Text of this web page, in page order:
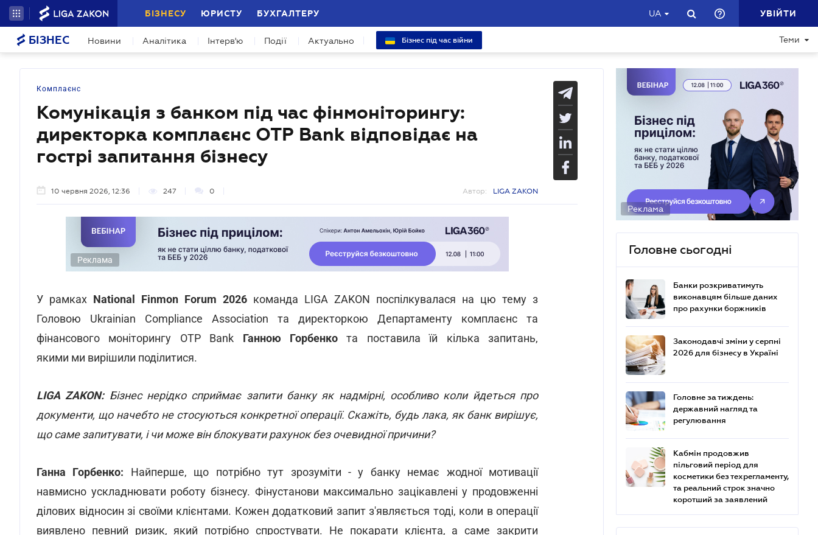
БІЗНЕСУ ЮРИСТУ БУХГАЛТЕРУ UA УВІЙТИ
БІЗНЕС Новини Аналітика Інтерв'ю Події Актуально Бізнес під час війни Теми
Комплаєнс
Комунікація з банком під час фінмоніторингу:
директорка комплаєнс OTP Bank відповідає на
гострі запитання бізнесу
10 червня 2026, 12:36 247 0 Автор: LIGA ZAKON
Реклама
У рамках National Finmon Forum 2026 команда LIGA ZAKON поспілкувалася на цю тему з
Головою Ukrainian Compliance Association та директоркою Департаменту комплаєнс та
фінансового моніторингу OTP Bank Ганною Горбенко та поставила їй кілька запитань,
якими ми вирішили поділитися.
LIGA ZAKON: Бізнес нерідко сприймає запити банку як надмірні, особливо коли йдеться про
документи, що начебто не стосуються конкретної операції. Скажіть, будь лака, як банк вирішує,
що саме запитувати, і чи може він блокувати рахунок без очевидної причини?
Ганна Горбенко: Найперше, що потрібно тут зрозуміти - у банку немає жодної мотивації
навмисно ускладнювати роботу бізнесу. Фінустанови максимально зацікавлені у продовженні
ділових відносин зі своїми клієнтами. Кожен додатковий запит з'являється тоді, коли в операції
виявлено певний ризик, який потрібно спростувати. Не покарати клієнта, а саме закрити
Реклама
Головне сьогодні
Банки розкриватимуть
виконавцям більше даних
про рахунки боржників
Законодавчі зміни у серпні
2026 для бізнесу в Україні
Головне за тиждень:
державний нагляд та
регулювання
Кабмін продовжив
пільговий період для
косметики без техрегламенту,
та реальний строк значно
коротший за заявлений